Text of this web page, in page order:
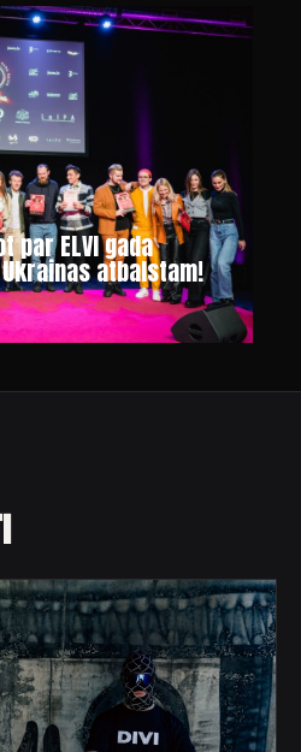
par ELVI gada
atbalstam!